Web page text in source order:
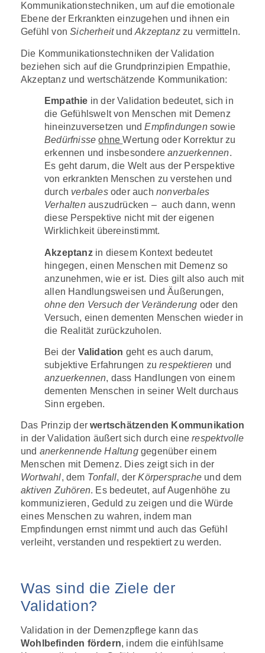
Kommunikationstechniken, um auf die emotionale
Ebene der Erkrankten einzugehen und ihnen ein
Gefühl vonSicherheit undAkzeptanz zu vermitteln.
Die Kommunikationstechniken der Validation
beziehen sich auf die Grundprinzipien Empathie,
Akzeptanz und wertschätzende Kommunikation:
Empathie in der Validation bedeutet, sich in
die Gefühlswelt von Menschen mit Demenz
hineinzuversetzen undEmpfindungensowie
BedürfnisseohneWertung oder Korrektur zu
erkennen und insbesondereanzuerkennen.
Es geht darum, die Welt aus der Perspektive
von erkrankten Menschen zu verstehen und
durch verbalesoder auchnonverbales
Verhalten auszudrücken – auch dann, wenn
diese Perspektive nicht mit der eigenen
Wirklichkeit übereinstimmt.
Akzeptanz in diesem Kontext bedeutet
hingegen, einen Menschen mit Demenz so
anzunehmen, wie er ist. Dies gilt also auch mit
allen Handlungsweisen und Äußerungen,
ohne den Versuch der Veränderung oder den
Versuch, einen dementen Menschen wieder in
die Realität zurückzuholen.
Bei der Validation geht es auch darum,
subjektive Erfahrungen zurespektieren und
anzuerkennen, dass Handlungen von einem
dementen Menschen in seiner Welt durchaus
Sinn ergeben.
Das Prinzip derwertschätzenden Kommunikation
in der Validation äußert sich durch einerespektvolle
und anerkennende Haltunggegenüber einem
Menschen mit Demenz. Dies zeigt sich in der
Wortwahl, dem Tonfall, derKörpersprache und dem
aktiven Zuhören. Es bedeutet, auf Augenhöhe zu
kommunizieren, Geduld zu zeigen und die Würde
eines Menschen zu wahren, indem man
Empfindungen ernst nimmt und auch das Gefühl
verleiht, verstanden und respektiert zu werden.
Was sind die Ziele der
Validation?
Validation in der Demenzpflege kann das
Wohlbefinden fördern, indem die einfühlsame